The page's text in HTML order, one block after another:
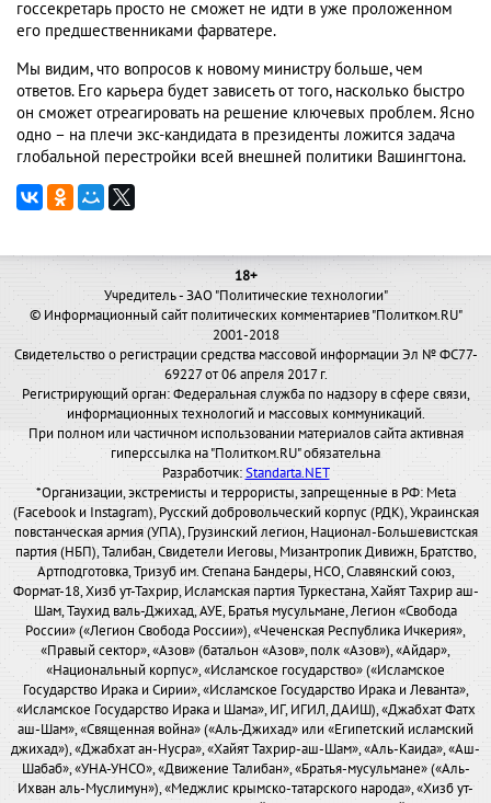
госсекретарь просто не сможет не идти в уже проложенном
его предшественниками фарватере.
Мы видим, что вопросов к новому министру больше, чем
ответов. Его карьера будет зависеть от того, насколько быстро
он сможет отреагировать на решение ключевых проблем. Ясно
одно – на плечи экс-кандидата в президенты ложится задача
глобальной перестройки всей внешней политики Вашингтона.
18+
Учредитель - ЗАО "Политические технологии"
© Информационный сайт политических комментариев "Политком.RU"
2001-2018
Свидетельство о регистрации средства массовой информации Эл № ФС77-
69227 от 06 апреля 2017 г.
Регистрирующий орган: Федеральная служба по надзору в сфере связи,
информационных технологий и массовых коммуникаций.
При полном или частичном использовании материалов сайта активная
гиперссылка на "Политком.RU" обязательна
Разработчик:Standarta.NET
*Организации, экстремисты и террористы, запрещенные в РФ: Meta
(Facebook и Instagram), Русский добровольческий корпус (РДК), Украинская
повстанческая армия (УПА), Грузинский легион, Национал-Большевистская
партия (НБП), Талибан, Свидетели Иеговы, Мизантропик Дивижн, Братство,
Артподготовка, Тризуб им. Степана Бандеры, НСО, Славянский союз,
Формат-18, Хизб ут-Тахрир, Исламская партия Туркестана, Хайят Тахрир аш-
Шам, Таухид валь-Джихад, АУЕ, Братья мусульмане, Легион «Свобода
России» («Легион Свобода России»), «Чеченская Республика Ичкерия»,
«Правый сектор», «Азов» (батальон «Азов», полк «Азов»), «Айдар»,
«Национальный корпус», «Исламское государство» («Исламское
Государство Ирака и Сирии», «Исламское Государство Ирака и Леванта»,
«Исламское Государство Ирака и Шама», ИГ, ИГИЛ, ДАИШ), «Джабхат Фатх
аш-Шам», «Священная война» («Аль-Джихад» или «Египетский исламский
джихад»), «Джабхат ан-Нусра», «Хайят Тахрир-аш-Шам», «Аль-Каида», «Аш-
Шабаб», «УНА-УНСО», «Движение Талибан», «Братья-мусульмане» («Аль-
Ихван аль-Муслимун»), «Меджлис крымско-татарского народа», «Хизб ут-